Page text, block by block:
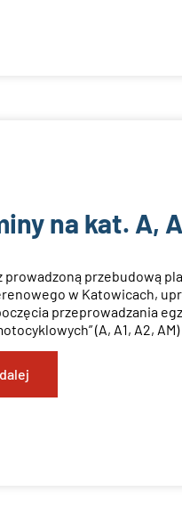
na kat. A,
prowadzoną przebudową
w Katowicach,
przeprowadzania
(A, A1, A2,